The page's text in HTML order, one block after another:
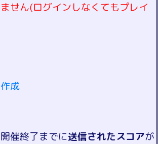
せん(ログインしなくてもプレイ
成
催終了までに送信されたスコアが